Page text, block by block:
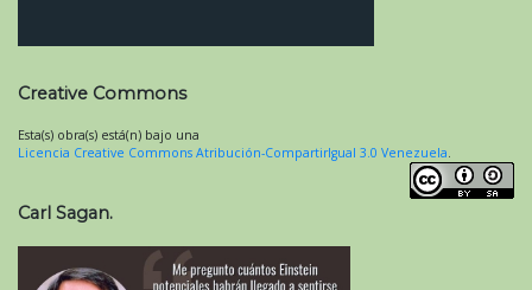
Creative Commons
Esta(s) obra(s) está(n) bajo una
Licencia Creative Commons Atribución-CompartirIgual 3.0 Venezuela.
Carl Sagan.